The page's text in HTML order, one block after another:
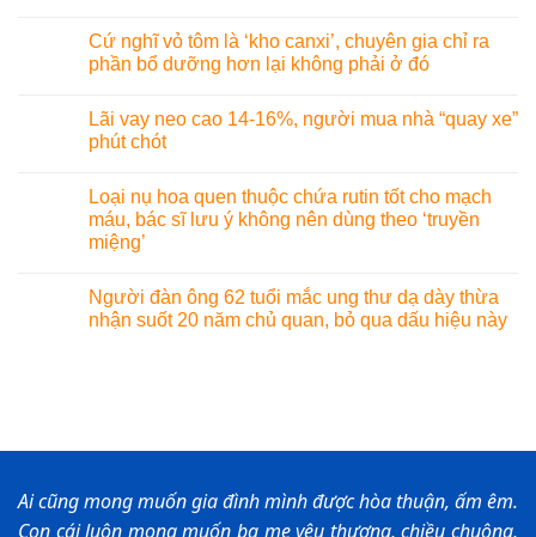
Cứ nghĩ vỏ tôm là ‘kho canxi’, chuyên gia chỉ ra
phần bổ dưỡng hơn lại không phải ở đó
Lãi vay neo cao 14-16%, người mua nhà “quay xe”
phút chót
Loại nụ hoa quen thuộc chứa rutin tốt cho mạch
máu, bác sĩ lưu ý không nên dùng theo ‘truyền
miệng’
Người đàn ông 62 tuổi mắc ung thư dạ dày thừa
nhận suốt 20 năm chủ quan, bỏ qua dấu hiệu này
Ai cũng mong muốn gia đình mình được hòa thuận, ấm êm.
Con cái luôn mong muốn ba mẹ yêu thương, chiều chuộng,